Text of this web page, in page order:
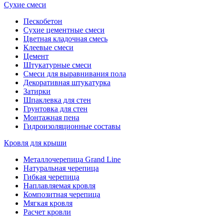
Сухие смеси
Пескобетон
Сухие цементные смеси
Цветная кладочная смесь
Клеевые смеси
Цемент
Штукатурные смеси
Смеси для выравнивания пола
Декоративная штукатурка
Затирки
Шпаклевка для стен
Грунтовка для стен
Монтажная пена
Гидроизоляционные составы
Кровля для крыши
Металлочерепица Grand Line
Натуральная черепица
Гибкая черепица
Наплавляемая кровля
Композитная черепица
Мягкая кровля
Расчет кровли